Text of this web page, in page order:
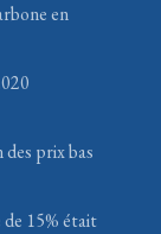
en
prix bas
15% était